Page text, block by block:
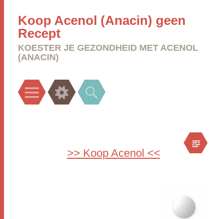
Koop Acenol (Anacin) geen
Recept
KOESTER JE GEZONDHEID MET ACENOL
(ANACIN)
Menu Widgets Search
>> Koop Acenol <<